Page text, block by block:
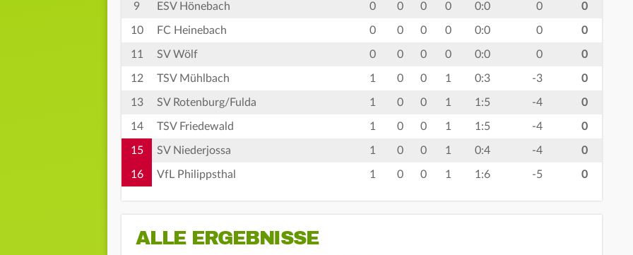
9 ESV Hönebach 0 0 0 0 0:0 0 0
10 FC Heinebach 0 0 0 0 0:0 0 0
11 SV Wölf 0 0 0 0 0:0 0 0
12 TSV Mühlbach 1 0 0 1 0:3 -3 0
13 SV Rotenburg/Fulda 1 0 0 1 1:5 -4 0
14 TSV Friedewald 1 0 0 1 1:5 -4 0
15 SV Niederjossa 1 0 0 1 0:4 -4 0
16 VfL Philippsthal 1 0 0 1 1:6 -5 0
ALLE ERGEBNISSE